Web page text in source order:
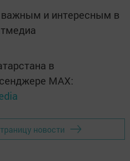
и интересным в
в
MАХ:
новости